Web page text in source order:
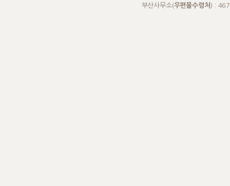
부산사무소(우편물수령처) :